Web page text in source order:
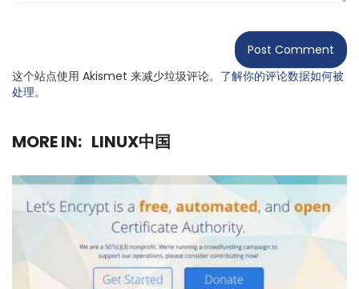
这个站点使用 Akismet 来减少垃圾评论。 了解你的评论数据如何被
处理。
MORE IN: LINUX中国